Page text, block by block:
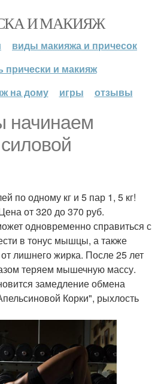
И МАКИЯЖ
виды макияжа и причесок
прически и макияж
на дому
игры отзывы
начинаем
по одному кг и 5 пар 1, 5 кг!
от 320 до 370 руб.
одновременно справиться с
в тонус мышцы, а также
лишнего жирка. После 25 лет
теряем мышечную массу.
замедление обмена
Корки", рыхлость